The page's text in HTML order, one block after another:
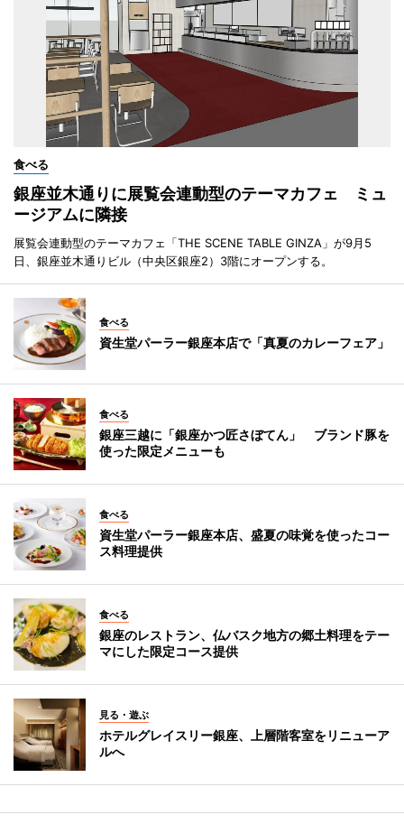
食べる
銀座並木通りに展覧会連動型のテーマカフェ ミュ
ージアムに隣接
展覧会連動型のテーマカフェ「THE SCENE TABLE GINZA」が9月5
日、銀座並木通りビル（中央区銀座2）3階にオープンする。
食べる
資生堂パーラー銀座本店で「真夏のカレーフェア」
食べる
銀座三越に「銀座かつ匠さぼてん」 ブランド豚を
使った限定メニューも
食べる
資生堂パーラー銀座本店、盛夏の味覚を使ったコー
ス料理提供
食べる
銀座のレストラン、仏バスク地方の郷土料理をテー
マにした限定コース提供
見る・遊ぶ
ホテルグレイスリー銀座、上層階客室をリニューア
ルへ